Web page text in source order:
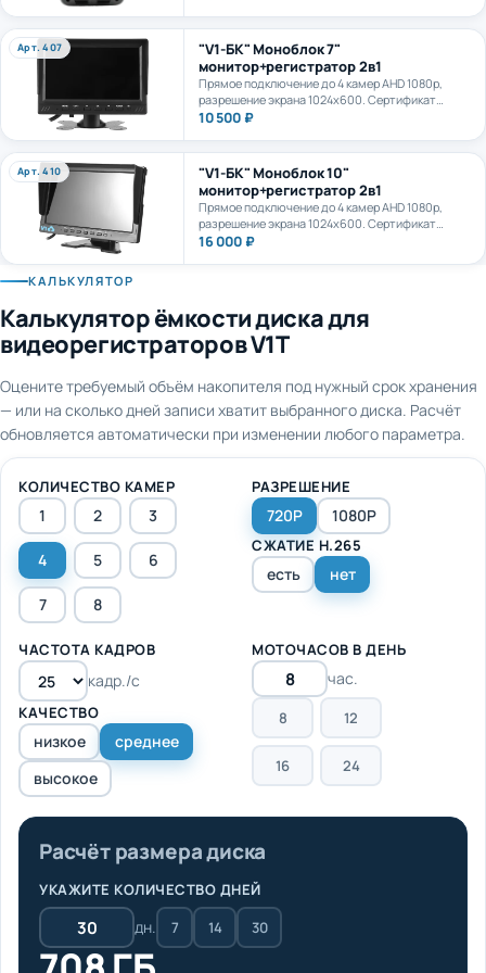
microSD до 1Тб.
Арт. 407
"V1-БК" Моноблок 7"
монитор+регистратор 2в1
Прямое подключение до 4 камер AHD 1080p,
разрешение экрана 1024х600. Сертификат
ПП969.
10 500 ₽
Арт. 410
"V1-БК" Моноблок 10"
монитор+регистратор 2в1
Прямое подключение до 4 камер AHD 1080p,
разрешение экрана 1024х600. Сертификат
ПП969.
16 000 ₽
КАЛЬКУЛЯТОР
Калькулятор ёмкости диска для
видеорегистраторов V1T
— или на сколько дней записи хватит выбранного диска. Расчёт
обновляется автоматически при изменении любого параметра.
1 2 3
4 5 6
7 8
720P 1080P
СЖАТИЕ H.265
есть нет
КАЧЕСТВО
низкое
среднее
высокое
Расчёт размера диска
7 14 30
708 ГБ